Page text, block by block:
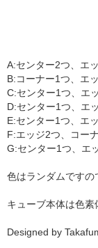
A:センター2つ、エ
B:コーナー1つ、エ
C:センター1つ、エ
D:センター1つ、エ
E:センター1つ、エ
F:エッジ2つ、コー
G:センター1つ、エ
色はランダムです
キューブ本体は色素
Designed by